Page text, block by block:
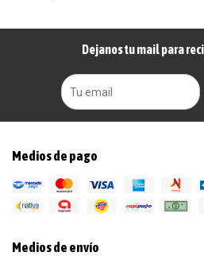
Dejanos tu mail para
Medios de pago
Medios de envío